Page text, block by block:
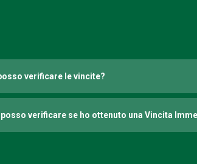
verificare le vincite?
verificare se ho ottenuto una Vincita